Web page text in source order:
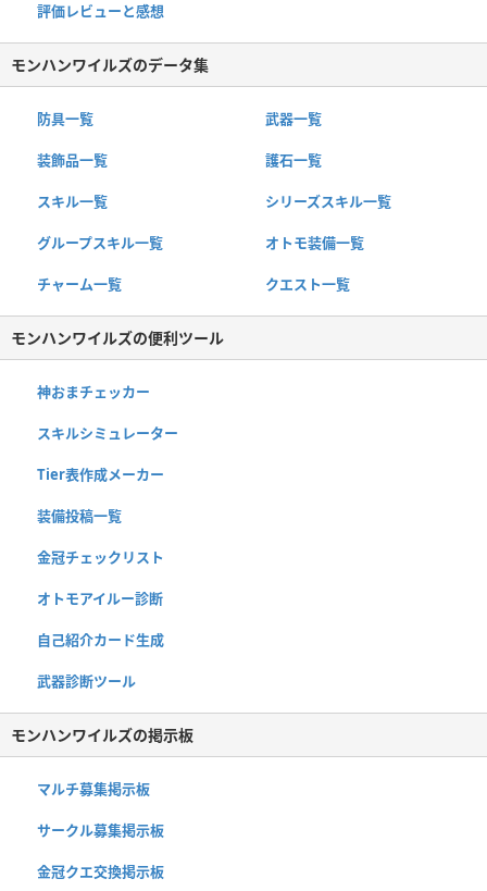
評価レビューと感想
モンハンワイルズのデータ集
防具一覧 武器一覧
装飾品一覧 護石一覧
スキル一覧 シリーズスキル一覧
グループスキル一覧 オトモ装備一覧
チャーム一覧 クエスト一覧
モンハンワイルズの便利ツール
神おまチェッカー
スキルシミュレーター
Tier表作成メーカー
装備投稿一覧
金冠チェックリスト
オトモアイルー診断
自己紹介カード生成
武器診断ツール
モンハンワイルズの掲示板
マルチ募集掲示板
サークル募集掲示板
金冠クエ交換掲示板